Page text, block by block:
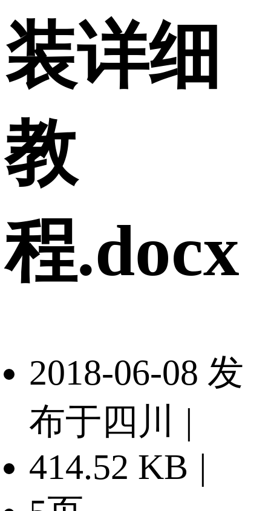
装详细
教
程.docx
2018-06-08 发
布于四川
|
414.52 KB |